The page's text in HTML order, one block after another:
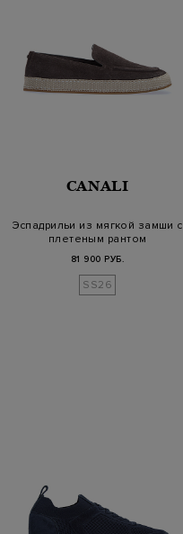
CANALI
Эспадрильи из мягкой замши с
плетеным рантом
81 900 РУБ.
SS26